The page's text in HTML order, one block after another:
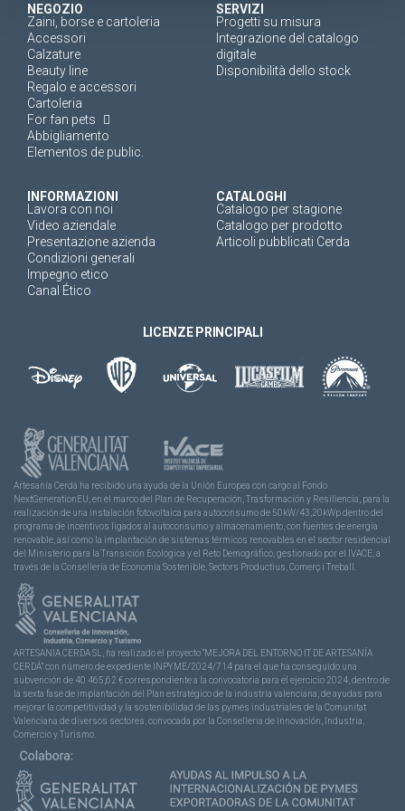
NEGOZIO
Zaini, borse e cartoleria
Accessori
Calzature
Beauty line
Regalo e accessori
Cartoleria
For fan pets
Abbigliamento
Elementos de public.
SERVIZI
Progetti su misura
Integrazione del catalogo
digitale
Disponibilità dello stock
INFORMAZIONI
Lavora con noi
Video aziendale
Presentazione azienda
Condizioni generali
Impegno etico
Canal Ético
CATALOGHI
Catalogo per stagione
Catalogo per prodotto
Articoli pubblicati Cerda
LICENZE PRINCIPALI
Artesanía Cerdá ha recibido una ayuda de la Unión Europea con cargo al Fondo
NextGenerationEU, en el marco del Plan de Recuperación, Trasformación y Resiliencia, para la
realización de una instalación fotovoltaica para autoconsumo de 50kW/43,20kWp dentro del
programa de incentivos ligados al autoconsumo y almacenamiento, con fuentes de energía
renovable, así como la implantación de sistemas térmicos renovables en el sector residencial
del Ministerio para la Transición Ecológica y el Reto Demográfico, gestionado por el IVACE, a
través de la Consellería de Economía Sostenible, Sectors Productius, Comerç i Treball.
ARTESANIA CERDA SL, ha realizado el proyecto “MEJORA DEL ENTORNO IT DE ARTESANÍA
CERDÁ” con número de expediente INPYME/2024/714 para el que ha conseguido una
subvención de 40.465,62 € correspondiente a la convocatoria para el ejercicio 2024, dentro de
la sexta fase de implantación del Plan estratégico de la industria valenciana, de ayudas para
mejorar la competitividad y la sostenibilidad de las pymes industriales de la Comunitat
Valenciana de diversos sectores, convocada por la Conselleria de Innovación, Industria,
Comercio y Turismo.